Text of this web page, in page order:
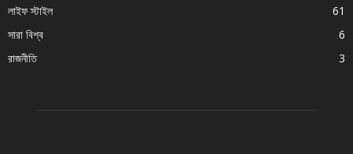
লাইফ স্টাইল
61
সারা বিশ্ব
6
রাজনীতি
3